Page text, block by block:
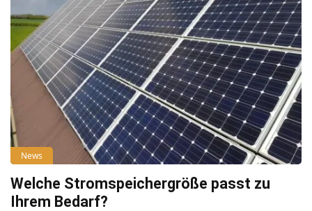
News
Welche Stromspeichergröße passt zu
Ihrem Bedarf?